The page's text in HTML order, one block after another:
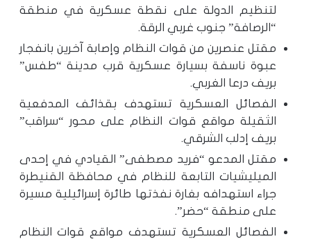
لتنظيم الدولة على نقطة عسكرية في منطقة
“الرصافة” جنوب غربي الرقة.
مقتل عنصرين من قوات النظام وإصابة آخرين بانفجار
عبوة ناسفة بسيارة عسكرية قرب مدينة “طفس”
بريف درعا الغربي.
الفصائل العسكرية تستهدف بقذائف المدفعية
الثقيلة مواقع قوات النظام على محور “سراقب”
بريف إدلب الشرقي.
مقتل المدعو “فريد مصطفى” القيادي في إحدى
الميليشيات التابعة للنظام في محافظة القنيطرة
جراء استهدافه بغارة نفذتها طائرة إسرائيلية مسيرة
على منطقة “حضر”.
الفصائل العسكرية تستهدف مواقع قوات النظام